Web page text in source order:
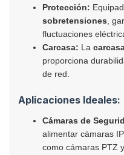
Protección:
sobretensiones,
fluctuaciones
Carcasa: La
proporciona
de red.
Aplicaciones Ideales:
Cámaras de
alimentar cámaras
como cámaras PTZ